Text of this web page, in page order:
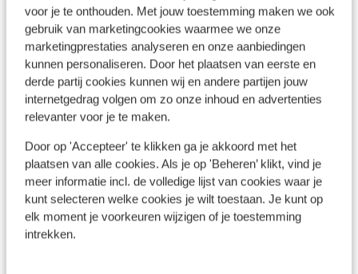
voor je te onthouden. Met jouw toestemming maken we ook
gebruik van marketingcookies waarmee we onze
marketingprestaties analyseren en onze aanbiedingen
kunnen personaliseren. Door het plaatsen van eerste en
derde partij cookies kunnen wij en andere partijen jouw
internetgedrag volgen om zo onze inhoud en advertenties
relevanter voor je te maken.
Door op 'Accepteer' te klikken ga je akkoord met het
plaatsen van alle cookies. Als je op 'Beheren’ klikt, vind je
meer informatie incl. de volledige lijst van cookies waar je
kunt selecteren welke cookies je wilt toestaan. Je kunt op
elk moment je voorkeuren wijzigen of je toestemming
intrekken.
Bekijk op kaart
Afstanden
Skipiste: 200 m
Skilift: 200 m
Winkels: 100 m
Skipas, -les en verhuur